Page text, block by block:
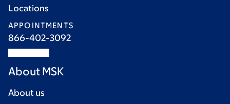
Locations
APPOINTMENTS
866-402-3092
About MSK
About us